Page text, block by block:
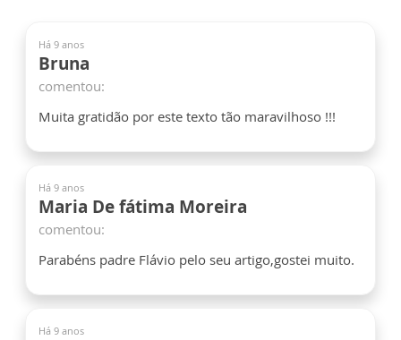
Há 9 anos
Bruna
comentou:
Muita gratidão por este texto tão maravilhoso !!!
Há 9 anos
Maria De fátima Moreira
comentou:
Parabéns padre Flávio pelo seu artigo,gostei muito.
Há 9 anos